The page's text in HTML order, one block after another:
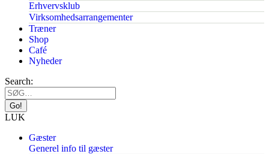
Erhvervsklub
Virksomhedsarrangementer
Træner
Shop
Café
Nyheder
Search:
LUK
Gæster
Generel info til gæster